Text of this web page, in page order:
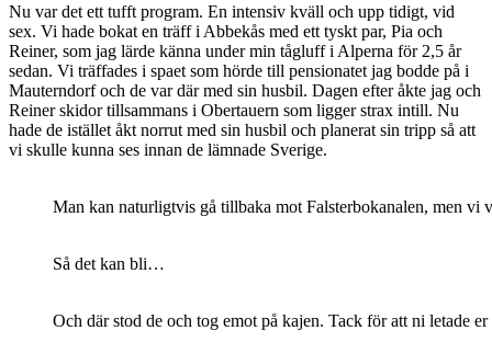
Nu var det ett tufft program. En intensiv kväll och upp tidigt, vid
sex. Vi hade bokat en träff i Abbekås med ett tyskt par, Pia och
Reiner, som jag lärde känna under min tågluff i Alperna för 2,5 år
sedan. Vi träffades i spaet som hörde till pensionatet jag bodde på i
Mauterndorf och de var där med sin husbil. Dagen efter åkte jag och
Reiner skidor tillsammans i Obertauern som ligger strax intill. Nu
hade de istället åkt norrut med sin husbil och planerat sin tripp så att
vi skulle kunna ses innan de lämnade Sverige.
Man kan naturligtvis gå tillbaka mot Falsterbokanalen, men vi
Så det kan bli…
Och där stod de och tog emot på kajen. Tack för att ni letade